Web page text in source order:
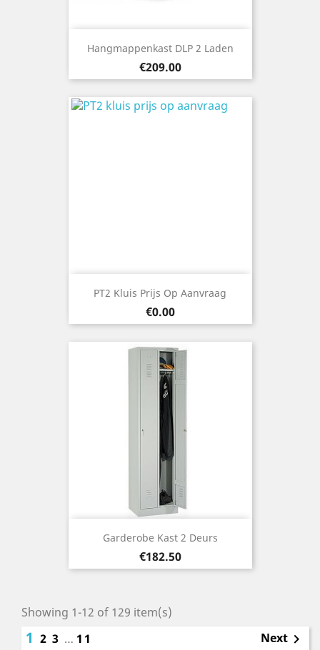
Hangmappenkast DLP 2 Laden
Price
€209.00
PT2 Kluis Prijs Op Aanvraag
Price
€0.00
Garderobe Kast 2 Deurs
Price
€182.50
Showing 1-12 of 129 item(s)
1 2 3 … 11 Next 